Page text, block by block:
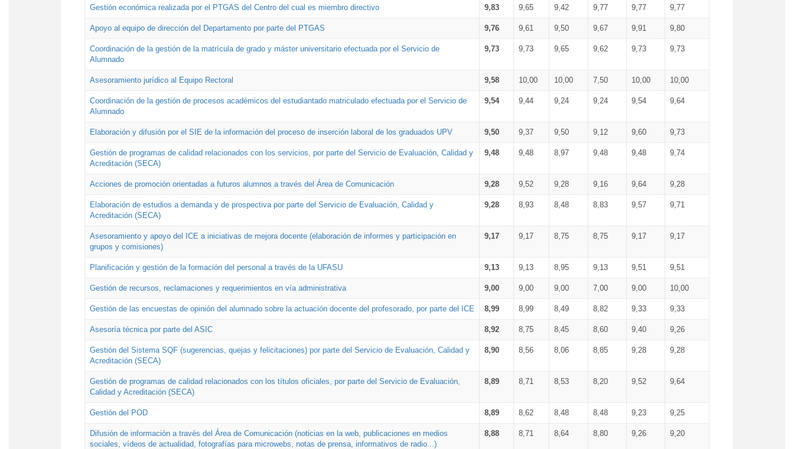
Gestión económica realizada por el PTGAS del Centro del cual es miembro directivo 9,83 9,65 9,42 9,77 9,77 9,77
Apoyo al equipo de dirección del Departamento por parte del PTGAS 9,76 9,61 9,50 9,67 9,91 9,80
Coordinación de la gestión de la matrícula de grado y máster universitario efectuada por el Servicio de
Alumnado
9,73 9,73 9,65 9,62 9,73 9,73
Asesoramiento jurídico al Equipo Rectoral 9,58 10,00 10,00 7,50 10,00 10,00
Coordinación de la gestión de procesos académicos del estudiantado matriculado efectuada por el Servicio de
Alumnado
9,54 9,44 9,24 9,24 9,54 9,64
Elaboración y difusión por el SIE de la información del proceso de inserción laboral de los graduados UPV 9,50 9,37 9,50 9,12 9,60 9,73
Gestión de programas de calidad relacionados con los servicios, por parte del Servicio de Evaluación, Calidad y
Acreditación (SECA)
9,48 9,48 8,97 9,48 9,48 9,74
Acciones de promoción orientadas a futuros alumnos a través del Área de Comunicación 9,28 9,52 9,28 9,16 9,64 9,28
Elaboración de estudios a demanda y de prospectiva por parte del Servicio de Evaluación, Calidad y
Acreditación (SECA)
9,28 8,93 8,48 8,83 9,57 9,71
Asesoramiento y apoyo del ICE a iniciativas de mejora docente (elaboración de informes y participación en
grupos y comisiones)
9,17 9,17 8,75 8,75 9,17 9,17
Planificación y gestión de la formación del personal a través de la UFASU 9,13 9,13 8,95 9,13 9,51 9,51
Gestión de recursos, reclamaciones y requerimientos en vía administrativa 9,00 9,00 9,00 7,00 9,00 10,00
Gestión de las encuestas de opinión del alumnado sobre la actuación docente del profesorado, por parte del ICE 8,99 8,99 8,49 8,82 9,33 9,33
Asesoría técnica por parte del ASIC 8,92 8,75 8,45 8,60 9,40 9,26
Gestión del Sistema SQF (sugerencias, quejas y felicitaciones) por parte del Servicio de Evaluación, Calidad y
Acreditación (SECA)
8,90 8,56 8,06 8,85 9,28 9,28
Gestión de programas de calidad relacionados con los títulos oficiales, por parte del Servicio de Evaluación,
Calidad y Acreditación (SECA)
8,89 8,71 8,53 8,20 9,52 9,64
Gestión del POD 8,89 8,62 8,48 8,48 9,23 9,25
Difusión de información a través del Área de Comunicación (noticias en la web, publicaciones en medios
sociales, vídeos de actualidad, fotografías para microwebs, notas de prensa, informativos de radio...)
8,88 8,71 8,64 8,80 9,26 9,20